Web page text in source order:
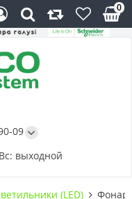
09
выходной
0
(LED)